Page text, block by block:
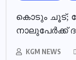
കൊടും ചൂട്;
നാലുപേര്‍ക്ക്
KGM NEWS